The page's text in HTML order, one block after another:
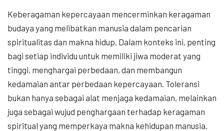
Keberagaman kepercayaan mencerminkan keragaman
budaya yang melibatkan manusia dalam pencarian
spiritualitas dan makna hidup. Dalam konteks ini, penting
bagi setiap individu untuk memiliki jiwa moderat yang
tinggi, menghargai perbedaan, dan membangun
kedamaian antar perbedaan kepercayaan. Toleransi
bukan hanya sebagai alat menjaga kedamaian, melainkan
juga sebagai wujud penghargaan terhadap keragaman
spiritual yang memperkaya makna kehidupan manusia.